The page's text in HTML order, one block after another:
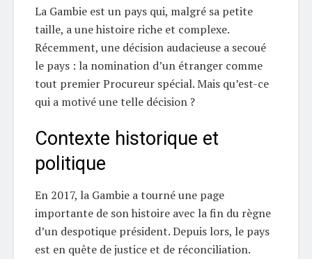
La Gambie est un pays qui, malgré sa petite
taille, a une histoire riche et complexe.
Récemment, une décision audacieuse a secoué
le pays : la nomination d’un étranger comme
tout premier Procureur spécial. Mais qu’est-ce
qui a motivé une telle décision ?
Contexte historique et
politique
En 2017, la Gambie a tourné une page
importante de son histoire avec la fin du règne
d’un despotique président. Depuis lors, le pays
est en quête de justice et de réconciliation.